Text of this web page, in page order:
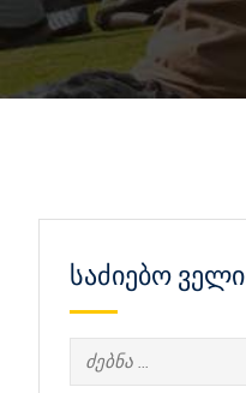
საძიებო ველი
ძებნა: